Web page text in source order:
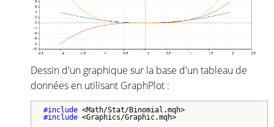
Dessin d'un graphique sur la base d'un tableau de
données en utilisant GraphPlot :
#include
#include <Graphics/Graphic.mqh>